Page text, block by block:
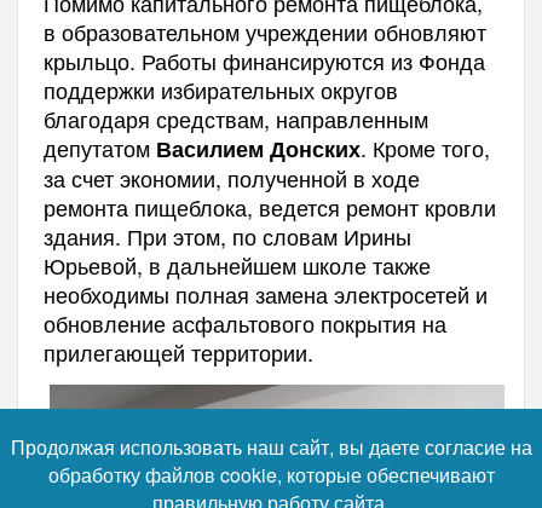
в образовательном учреждении обновляют
крыльцо. Работы финансируются из Фонда
поддержки избирательных округов
благодаря средствам, направленным
депутатом Василием Донских. Кроме того,
за счет экономии, полученной в ходе
ремонта пищеблока, ведется ремонт кровли
здания. При этом, по словам Ирины
Юрьевой, в дальнейшем школе также
необходимы полная замена электросетей и
обновление асфальтового покрытия на
прилегающей территории.
Продолжая использовать наш сайт, вы даете согласие на
обработку файлов cookie, которые обеспечивают